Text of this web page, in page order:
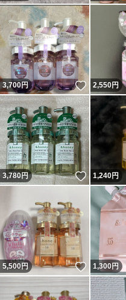
3,700円 いいね！
2,550円
3,780円 いいね！
1,240円
5,500円 いいね！
1,300円